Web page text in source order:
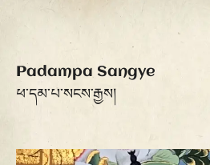
Padampa Sangye
ཕ་དམ་པ་སངས་རྒྱས།